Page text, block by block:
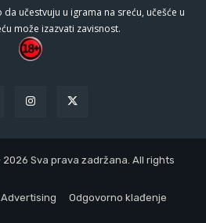
učestvuju u igrama na sreću, učešće u
može izazvati zavisnost.
Sva prava zadržana. All rights
Odgovorno klađenje